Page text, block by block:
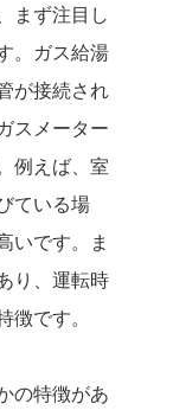
まず注目し
。ガス給湯
が接続され
スメーター
例えば、室
ている場
いです。ま
り、運転時
徴です。
の特徴があ